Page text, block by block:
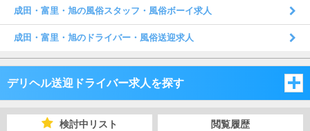
成田・富里・旭の風俗スタッフ・風俗ボーイ求人
成田・富里・旭のドライバー・風俗送迎求人
デリヘル送迎ドライバー求人を探す
埼玉県
検討中リスト 閲覧履歴